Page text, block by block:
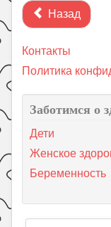
Назад
Контакты
Политика
Заботимся о
Дети
Женское
Беременность